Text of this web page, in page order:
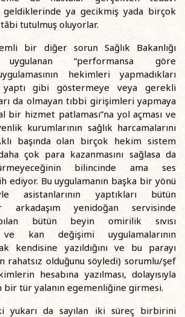
ya gecikmiş yada birçok
tutulmuş oluyorlar.
bir diğer sorun Sağlık Bakanlığı
uygulanan “performansa göre
hekimleri yapmadıkları
gibi göstermeye veya gerekli
da olmayan tıbbi girişimleri yapmaya
bir hizmet patlaması”na yol açması ve
kurumlarının sağlık harcamalarını
başında olan birçok hekim sistem
çok para kazanmasını sağlasa da
bilincinde ama ses
ediyor. Bu uygulamanın başka bir yönü
asistanlarının yaptıkları bütün
yenidoğan servisinde
bütün beyin omirilik sıvısı
ve kan değişimi uygulamalarının
kendisine yazıldığını ve bu parayı
rahatsız olduğunu söyledi) sorumlu/şef
hesabına yazılması, dolayısıyla
bir tür yalanın egemenliğine girmesi.
yukarı da sayılan iki süreç birbirini